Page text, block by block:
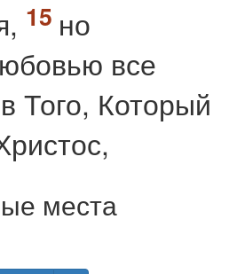
но
все
Того, Который
места